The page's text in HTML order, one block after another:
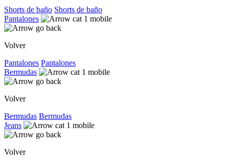
Shorts de baño Shorts de baño
Pantalones
Volver
Pantalones Pantalones
Bermudas
Volver
Bermudas Bermudas
Jeans
Volver